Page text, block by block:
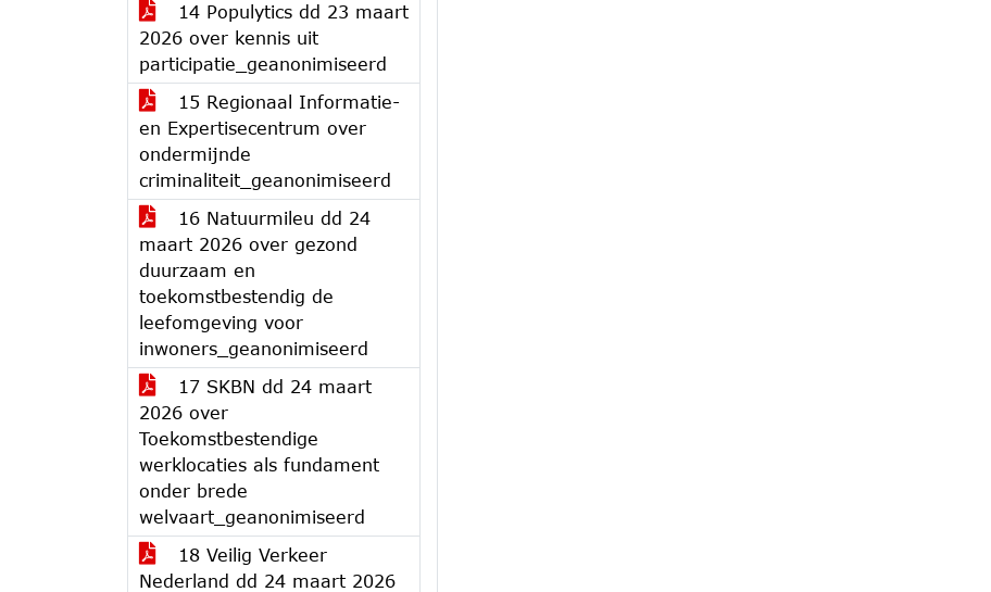
14 Populytics dd 23 maart
2026 over kennis uit
participatie_geanonimiseerd
15 Regionaal Informatie-
en Expertisecentrum over
ondermijnde
criminaliteit_geanonimiseerd
16 Natuurmileu dd 24
maart 2026 over gezond
duurzaam en
toekomstbestendig de
leefomgeving voor
inwoners_geanonimiseerd
17 SKBN dd 24 maart
2026 over
Toekomstbestendige
werklocaties als fundament
onder brede
welvaart_geanonimiseerd
18 Veilig Verkeer
Nederland dd 24 maart 2026